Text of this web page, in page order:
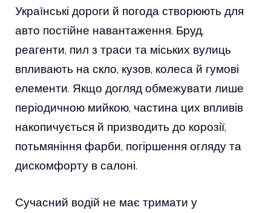
Українські дороги й погода створюють для
авто постійне навантаження. Бруд,
реагенти, пил з траси та міських вулиць
впливають на скло, кузов, колеса й гумові
елементи. Якщо догляд обмежувати лише
періодичною мийкою, частина цих впливів
накопичується й призводить до корозії,
потьмяніння фарби, погіршення огляду та
дискомфорту в салоні.
Сучасний водій не має тримати у